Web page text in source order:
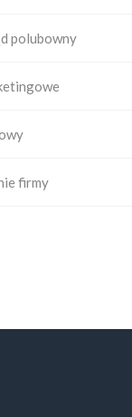
polubowny
firmy